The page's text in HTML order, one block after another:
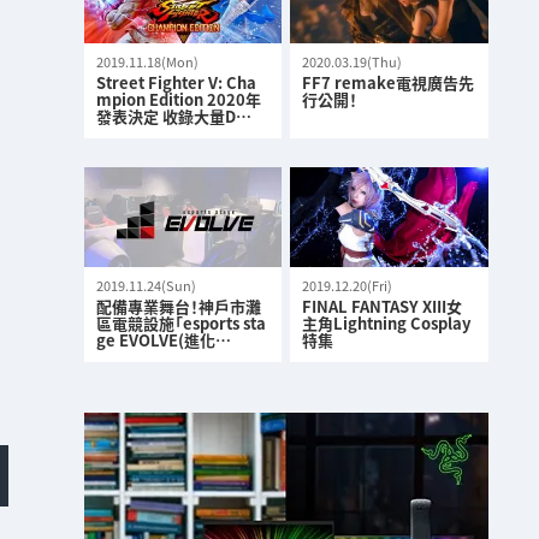
2019.11.18(Mon)
Street Fighter V: Cha
mpion Edition 2020年
發表決定 收錄大量D…
2020.03.19(Thu)
FF7 remake電視廣告先
行公開！
2019.11.24(Sun)
配備專業舞台！神戶市灘
區電競設施「esports sta
ge EVOLVE(進化…
2019.12.20(Fri)
FINAL FANTASY XIII女
主角Lightning Cosplay
特集